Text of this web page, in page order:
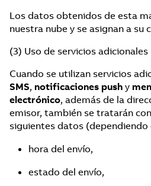
Los datos obtenidos de esta
nuestra nube y se asignan a su
(3) Uso de servicios adicionales
Cuando se utilizan servicios
SMS, notificaciones pushy
electrónico, además de la
emisor, también se tratarán
siguientes datos (dependiendo
hora del envío,
estado del envío,